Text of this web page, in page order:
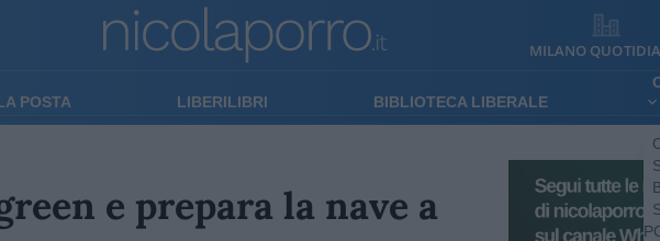
MILANO
POSTA LIBERILIBRI BIBLIOTECA LIBERALE
e prepara la nave a